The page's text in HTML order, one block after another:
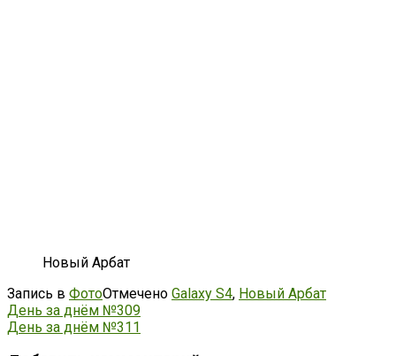
Новый Арбат
Запись в ФотоОтмечено Galaxy S4, Новый Арбат
Навигация
по
День за днём №309
День за днём №311